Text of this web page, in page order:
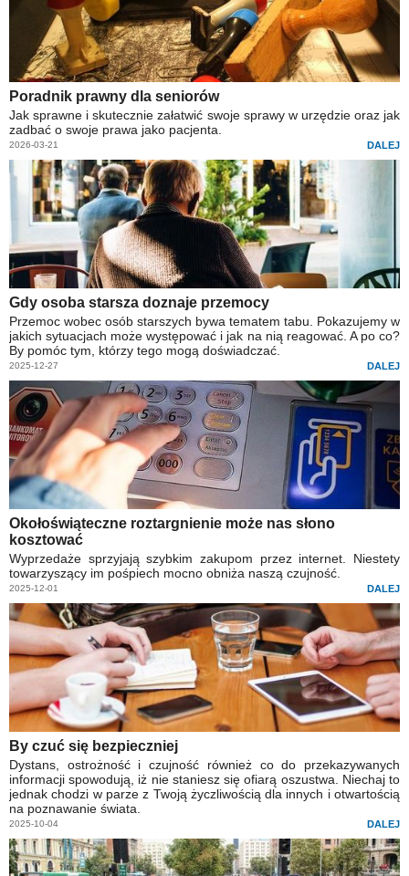
Poradnik prawny dla seniorów
Jak sprawne i skutecznie załatwić swoje sprawy w urzędzie oraz jak
zadbać o swoje prawa jako pacjenta.
2026-03-21 DALEJ
Gdy osoba starsza doznaje przemocy
Przemoc wobec osób starszych bywa tematem tabu. Pokazujemy w
jakich sytuacjach może występować i jak na nią reagować. A po co?
By pomóc tym, którzy tego mogą doświadczać.
2025-12-27 DALEJ
Okołoświąteczne roztargnienie może nas słono
kosztować
Wyprzedaże sprzyjają szybkim zakupom przez internet. Niestety
towarzyszący im pośpiech mocno obniża naszą czujność.
2025-12-01 DALEJ
By czuć się bezpieczniej
Dystans, ostrożność i czujność również co do przekazywanych
informacji spowodują, iż nie staniesz się ofiarą oszustwa. Niechaj to
jednak chodzi w parze z Twoją życzliwością dla innych i otwartością
na poznawanie świata.
2025-10-04 DALEJ